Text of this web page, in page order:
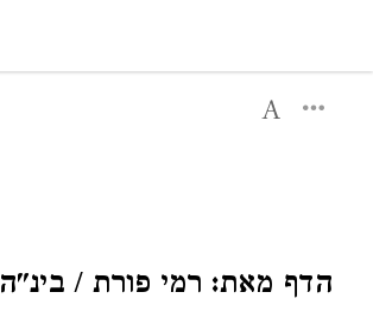
הדף מאת: רמי פורת / בינ"ה